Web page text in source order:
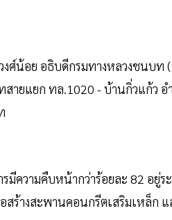
งศ์น้อย อธิบดีกรมทางหลวงชนบท
ายแยก ทล.1020 - บ้านกิ่วแก้ว อ
มีความคืบหน้ากว่าร้อยละ 82 อยู่ร
สร้างสะพานคอนกรีตเสริมเหล็ก